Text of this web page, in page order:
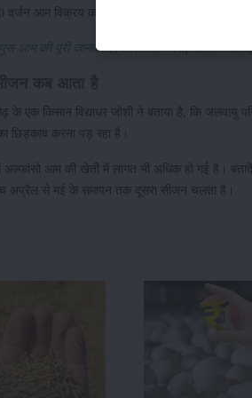
दर्जन आम विक्रय करता था। परंतु, इस वर्ष उत्पादन
आम की पूरी जानकारी (अलफांसो – Alphonso
के एक किसान विद्याधर जोशी ने बताया है, कि
छिड़काव करना पड़ रहा है।
में अल्फांसो आम की खेती में लागत भी अधिक हो गई है।
अप्रैल से मई के समापन तक दूसरा सीजन चलता है।